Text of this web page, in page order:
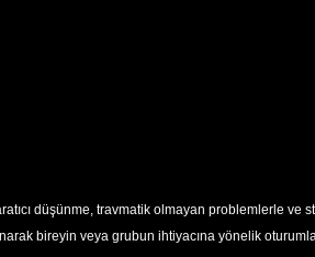
düşünme, travmatik olmayan problemlerle ve
bireyin veya grubun ihtiyacına yönelik